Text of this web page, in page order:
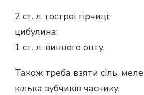
2 ст. л. гострої гірчиці;
цибулина;
1 ст. л. винного оцту.
Також треба взяти сіль,
кілька зубчиків часнику.